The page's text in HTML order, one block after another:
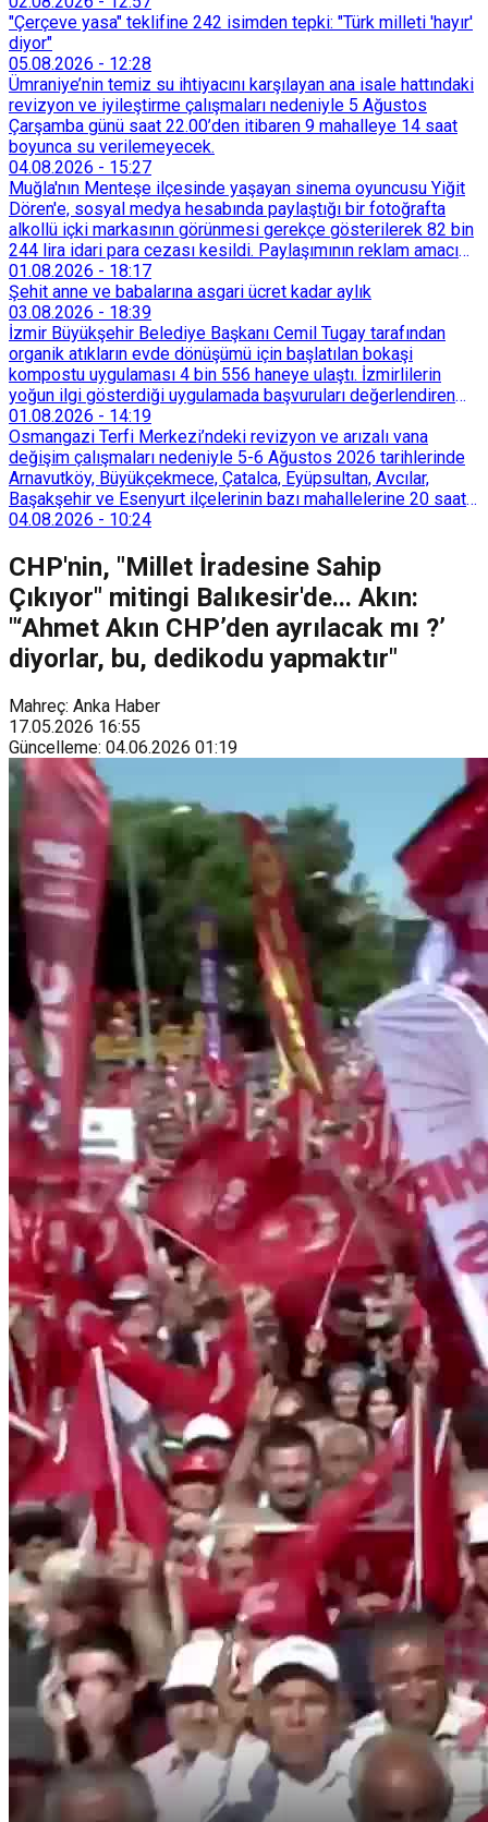
"Çerçeve yasa" teklifine 242 isimden tepki: "Türk milleti 'hayır'
diyor"
05.08.2026 - 12:28
Ümraniye’nin temiz su ihtiyacını karşılayan ana isale hattındaki
revizyon ve iyileştirme çalışmaları nedeniyle 5 Ağustos
Çarşamba günü saat 22.00’den itibaren 9 mahalleye 14 saat
boyunca su verilemeyecek.
04.08.2026 - 15:27
Muğla'nın Menteşe ilçesinde yaşayan sinema oyuncusu Yiğit
Dören'e, sosyal medya hesabında paylaştığı bir fotoğrafta
alkollü içki markasının görünmesi gerekçe gösterilerek 82 bin
244 lira idari para cezası kesildi. Paylaşımının reklam amacı
taşımadığını savunan Dören, cezanın iptali için yargıya
başvurdu.
01.08.2026 - 18:17
Şehit anne ve babalarına asgari ücret kadar aylık
03.08.2026 - 18:39
İzmir Büyükşehir Belediye Başkanı Cemil Tugay tarafından
organik atıkların evde dönüşümü için başlatılan bokaşi
kompostu uygulaması 4 bin 556 haneye ulaştı. İzmirlilerin
yoğun ilgi gösterdiği uygulamada başvuruları değerlendiren
Tarımsal Hizmetler Dairesi Başkanlığı, farklı ilçelerde toplam
128 bokaşi kompost eğitimi düzenleyerek İzmirlileri
sürdürülebilir atık yönetimi sistemine dahil etti.
01.08.2026 - 14:19
Osmangazi Terfi Merkezi’ndeki revizyon ve arızalı vana
değişim çalışmaları nedeniyle 5-6 Ağustos 2026 tarihlerinde
Arnavutköy, Büyükçekmece, Çatalca, Eyüpsultan, Avcılar,
Başakşehir ve Esenyurt ilçelerinin bazı mahallelerine 20 saat
süreyle su verilemeyecek.
04.08.2026 - 10:24
CHP'nin, "Millet İradesine Sahip
Çıkıyor" mitingi Balıkesir'de... Akın:
"‘Ahmet Akın CHP’den ayrılacak mı ?’
diyorlar, bu, dedikodu yapmaktır"
Mahreç: Anka Haber
17.05.2026 16:55
Güncelleme: 04.06.2026 01:19